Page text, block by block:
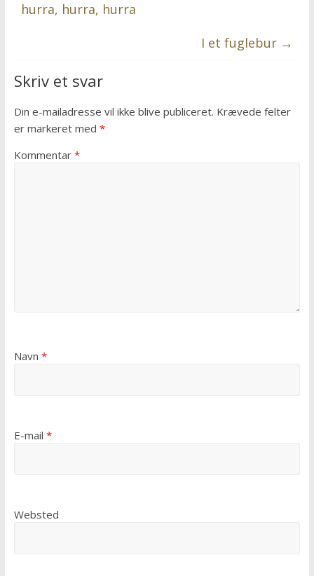
hurra, hurra, hurra
I et fuglebur →
Skriv et svar
Din e-mailadresse vil ikke blive publiceret. Krævede felter
er markeret med *
Kommentar *
Navn *
E-mail *
Websted